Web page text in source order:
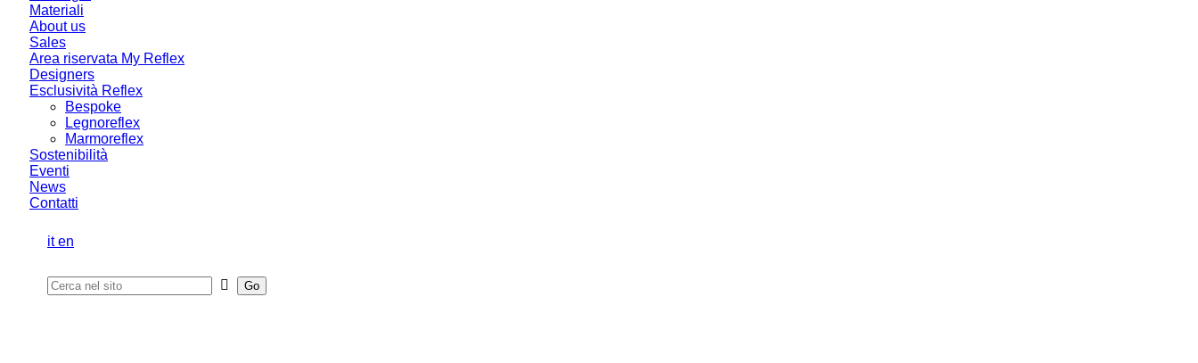
Materiali
About us
Sales
Area riservata My Reflex
Designers
Esclusività Reflex
Bespoke
Legnoreflex
Marmoreflex
Sostenibilità
Eventi
News
Contatti
it en